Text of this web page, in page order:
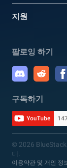
지원
팔로잉 하기
구독하기
YouTube
© 2026
다.
이용약관 및 개인 정